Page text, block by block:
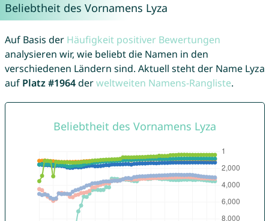
Beliebtheit des Vornamens Lyza
Auf Basis der Häufigkeit positiver Bewertungen
analysieren wir, wie beliebt die Namen in den
verschiedenen Ländern sind. Aktuell steht der Name Lyza
auf Platz #1964derweltweiten Namens-Rangliste.